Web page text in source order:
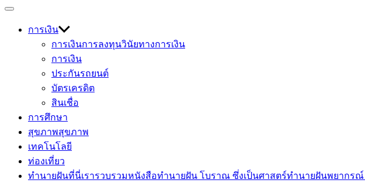
Devmage
เกร็ดความรู้ เรื่องราวที่น่าสนใจ
Off
การเงิน
การเงินการลงทุนวินัยทางการเงิน
การเงิน
ประกันรถยนต์
บัตรเครดิต
สินเชื่อ
การศึกษา
สุขภาพสุขภาพ
เทคโนโลยี
ท่องเที่ยว
ทำนายฝันที่นี่เรารวบรวมหนังสือทำนายฝัน โบราณ ซึ่งเป็นศาสตร์ทำนายฝันพยาก